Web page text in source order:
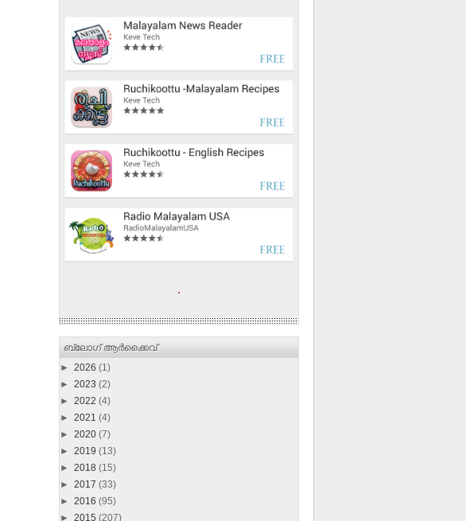
.
ബ്ലോഗ് ആര്‍ക്കൈവ്
► 2026 (1)
► 2023 (2)
► 2022 (4)
► 2021 (4)
► 2020 (7)
► 2019 (13)
► 2018 (15)
► 2017 (33)
► 2016 (95)
► 2015 (207)